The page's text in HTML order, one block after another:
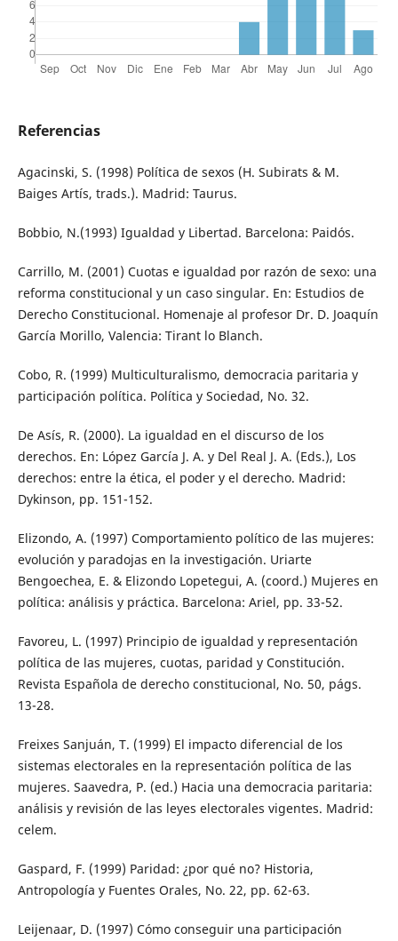
Referencias
Agacinski, S. (1998) Política de sexos (H. Subirats & M.
Baiges Artís, trads.). Madrid: Taurus.
Bobbio, N.(1993) Igualdad y Libertad. Barcelona: Paidós.
Carrillo, M. (2001) Cuotas e igualdad por razón de sexo: una
reforma constitucional y un caso singular. En: Estudios de
Derecho Constitucional. Homenaje al profesor Dr. D. Joaquín
García Morillo, Valencia: Tirant lo Blanch.
Cobo, R. (1999) Multiculturalismo, democracia paritaria y
participación política. Política y Sociedad, No. 32.
De Asís, R. (2000). La igualdad en el discurso de los
derechos. En: López García J. A. y Del Real J. A. (Eds.), Los
derechos: entre la ética, el poder y el derecho. Madrid:
Dykinson, pp. 151-152.
Elizondo, A. (1997) Comportamiento político de las mujeres:
evolución y paradojas en la investigación. Uriarte
Bengoechea, E. & Elizondo Lopetegui, A. (coord.) Mujeres en
política: análisis y práctica. Barcelona: Ariel, pp. 33-52.
Favoreu, L. (1997) Principio de igualdad y representación
política de las mujeres, cuotas, paridad y Constitución.
Revista Española de derecho constitucional, No. 50, págs.
13-28.
Freixes Sanjuán, T. (1999) El impacto diferencial de los
sistemas electorales en la representación política de las
mujeres. Saavedra, P. (ed.) Hacia una democracia paritaria:
análisis y revisión de las leyes electorales vigentes. Madrid:
celem.
Gaspard, F. (1999) Paridad: ¿por qué no? Historia,
Antropología y Fuentes Orales, No. 22, pp. 62-63.
Leijenaar, D. (1997) Cómo conseguir una participación